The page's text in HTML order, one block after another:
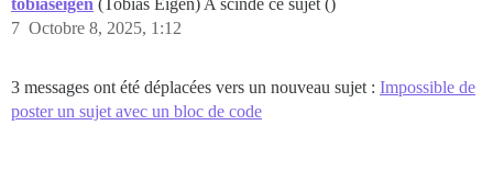
tobiaseigen (Tobias Eigen) A scindé ce sujet ()
Octobre 8, 2025, 1:12
7
3 messages ont été déplacées vers un nouveau sujet : Impossible de
poster un sujet avec un bloc de code